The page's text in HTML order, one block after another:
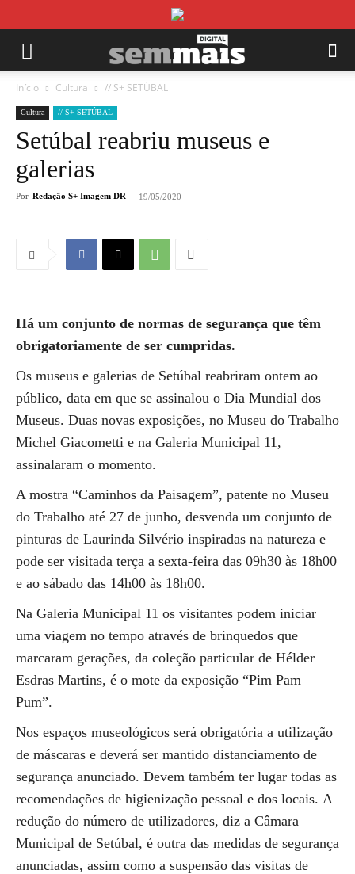
Início Cultura // S+ SETÚBAL
Cultura // S+ SETÚBAL
Setúbal reabriu museus e
galerias
Por Redação S+ Imagem DR - 19/05/2020
Há um conjunto de normas de segurança que têm
obrigatoriamente de ser cumpridas.
Os museus e galerias de Setúbal reabriram ontem ao
público, data em que se assinalou o Dia Mundial dos
Museus. Duas novas exposições, no Museu do Trabalho
Michel Giacometti e na Galeria Municipal 11,
assinalaram o momento.
A mostra “Caminhos da Paisagem”, patente no Museu
do Trabalho até 27 de junho, desvenda um conjunto de
pinturas de Laurinda Silvério inspiradas na natureza e
pode ser visitada terça a sexta-feira das 09h30 às 18h00
e ao sábado das 14h00 às 18h00.
Na Galeria Municipal 11 os visitantes podem iniciar
uma viagem no tempo através de brinquedos que
marcaram gerações, da coleção particular de Hélder
Esdras Martins, é o mote da exposição “Pim Pam
Pum”.
Nos espaços museológicos será obrigatória a utilização
de máscaras e deverá ser mantido distanciamento de
segurança anunciado. Devem também ter lugar todas as
recomendações de higienização pessoal e dos locais. A
redução do número de utilizadores, diz a Câmara
Municipal de Setúbal, é outra das medidas de segurança
anunciadas, assim como a suspensão das visitas de